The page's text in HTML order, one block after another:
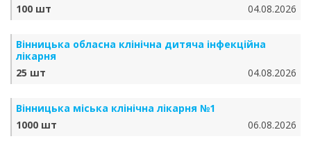
100 шт
04.08.2026
Вінницька обласна клінічна дитяча інфекційна
лікарня
25 шт
04.08.2026
Вінницька міська клінічна лікарня №1
1000 шт
06.08.2026